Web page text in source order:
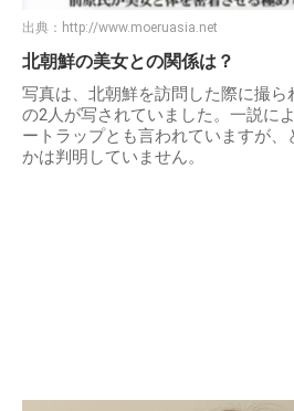
出典： http://www.moeruasia.net
北朝鮮の美女との関係は？
写真は、北朝鮮を訪問した際に撮
の2人が写されていました。一説に
ートラップとも言われていますが
かは判明していません。